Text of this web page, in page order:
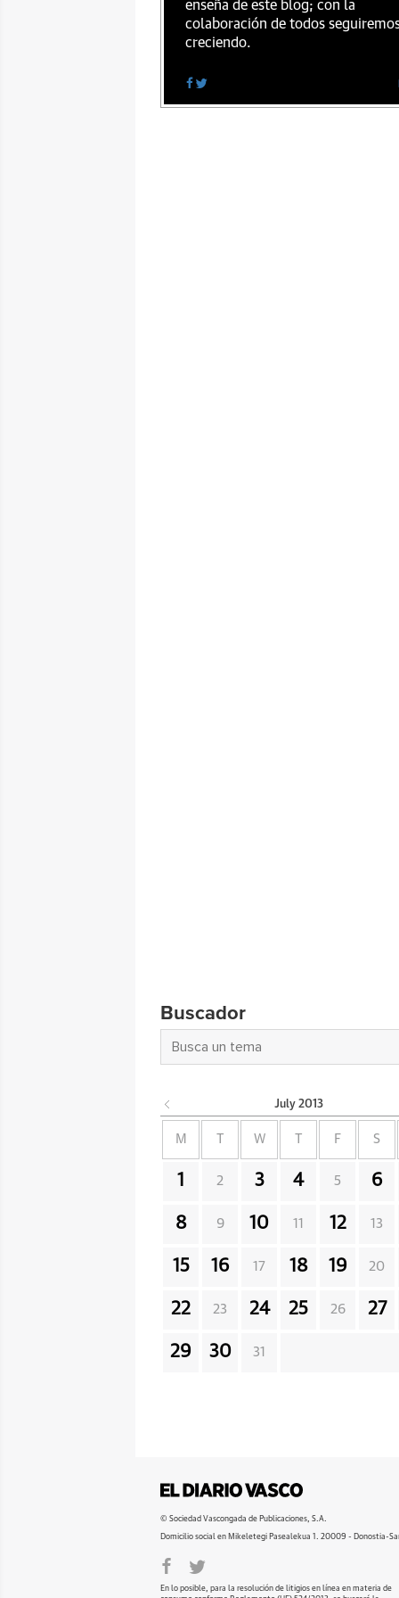
enseña de este blog; con la
colaboración de todos
creciendo.
Buscador
July 2013
M W F S
1 2 3 4 5 6
8 9 10 11 12 13
15 16 17 18 19 20
22 23 24 25 26 27
29 30 31
© Sociedad Vascongada de Publicaciones, S.A.
Domicilio social en Mikeletegi Pasealekua 1. 20009 - Donostia-
En lo posible, para la resolución de litigios en línea en materia de